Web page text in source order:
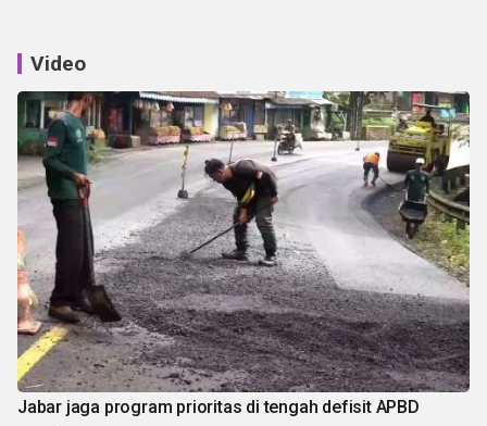
Video
Jabar jaga program prioritas di tengah defisit APBD